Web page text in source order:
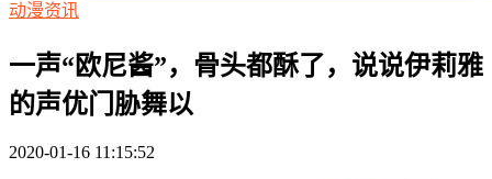
动漫资讯
一声“欧尼酱”，骨头都酥了，说说伊莉雅
的声优门胁舞以
2020-01-16 11:15:52